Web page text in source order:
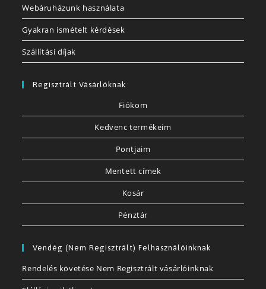
Webáruházunk használata
Gyakran ismételt kérdések
Szállítási díjak
Regisztrált Vásárlóknak
Fiókom
Kedvenc termékeim
Pontjaim
Mentett címek
Kosár
Pénztár
Vendég (nem Regisztrált) Felhasználóinknak
Rendelés követése Nem Regisztrált vásárlóinknak